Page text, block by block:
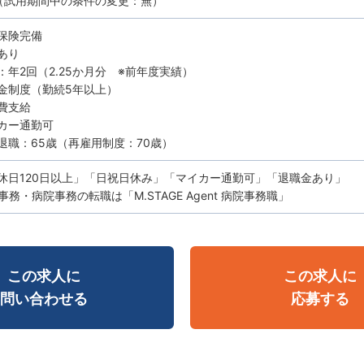
険完備
り
年2回（2.25か月分 ※前年度実績）
制度（勤続5年以上）
支給
ー通勤可
職：65歳（再雇用制度：70歳）
日120日以上」「日祝日休み」「マイカー通勤可」「退職金あり」
・病院事務の転職は「M.STAGE Agent 病院事務職」
この求人に
問い合わせる
この求人に
応募する